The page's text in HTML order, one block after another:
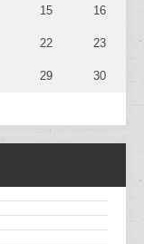
15 16
22 23
29 30